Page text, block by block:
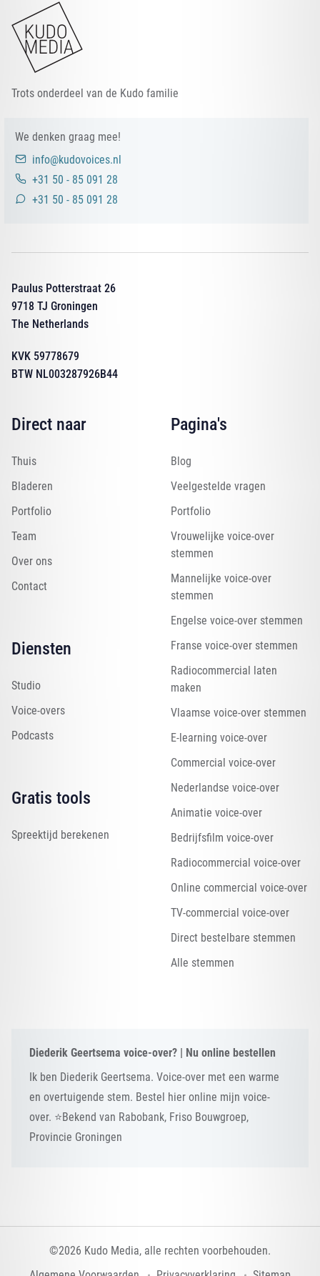
Trots onderdeel van de Kudo familie
We denken graag mee!
info@kudovoices.nl
+31 50 - 85 091 28
+31 50 - 85 091 28
Paulus Potterstraat 26
9718 TJ Groningen
The Netherlands
KVK 59778679
BTW NL003287926B44
Direct naar
Thuis
Bladeren
Portfolio
Team
Over ons
Contact
Diensten
Studio
Voice-overs
Podcasts
Gratis tools
Spreektijd berekenen
Pagina's
Blog
Veelgestelde vragen
Portfolio
Vrouwelijke voice-over
stemmen
Mannelijke voice-over
stemmen
Engelse voice-over stemmen
Franse voice-over stemmen
Radiocommercial laten
maken
Vlaamse voice-over stemmen
E-learning voice-over
Commercial voice-over
Nederlandse voice-over
Animatie voice-over
Bedrijfsfilm voice-over
Radiocommercial voice-over
Online commercial voice-over
TV-commercial voice-over
Direct bestelbare stemmen
Alle stemmen
Diederik Geertsema voice-over? | Nu online bestellen
Ik ben Diederik Geertsema. Voice-over met een warme
en overtuigende stem. Bestel hier online mijn voice-
over. ⭐Bekend van Rabobank, Friso Bouwgroep,
Provincie Groningen
©2026 Kudo Media, alle rechten voorbehouden.